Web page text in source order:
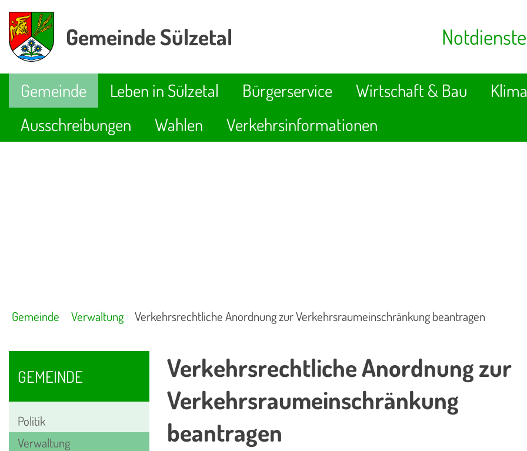
Gemeinde Sülzetal Notdienste
Gemeinde Leben in Sülzetal Bürgerservice Wirtschaft & Bau
Ausschreibungen
Wahlen Verkehrsinformationen
Gemeinde Verwaltung Verkehrsrechtliche Anordnung zur Verkehrsraumeinschränkung beantragen
GEMEINDE
Politik
Verwaltung
Verkehrsrechtliche Anordnung zur
Verkehrsraumeinschränkung
beantragen